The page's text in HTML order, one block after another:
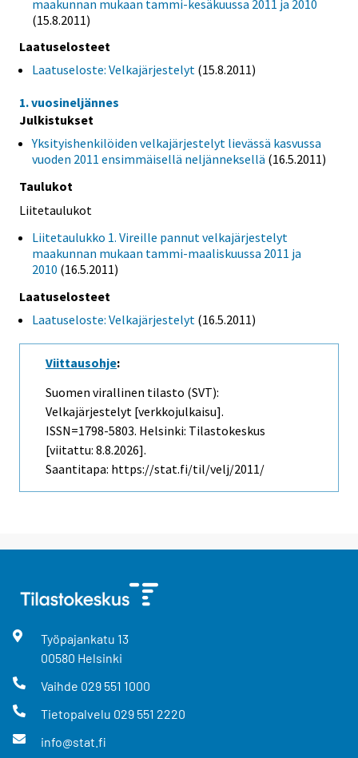
maakunnan mukaan tammi-kesäkuussa 2011 ja 2010
(15.8.2011)
Laatuselosteet
Laatuseloste: Velkajärjestelyt (15.8.2011)
1. vuosineljännes
Julkistukset
Yksityishenkilöiden velkajärjestelyt lievässä kasvussa
vuoden 2011 ensimmäisellä neljänneksellä (16.5.2011)
Taulukot
Liitetaulukot
Liitetaulukko 1. Vireille pannut velkajärjestelyt
maakunnan mukaan tammi-maaliskuussa 2011 ja
2010 (16.5.2011)
Laatuselosteet
Laatuseloste: Velkajärjestelyt (16.5.2011)
Viittausohje:
Suomen virallinen tilasto (SVT):
Velkajärjestelyt [verkkojulkaisu].
ISSN=1798-5803. Helsinki: Tilastokeskus
[viitattu: 8.8.2026].
Saantitapa: https://stat.fi/til/velj/2011/
Työpajankatu 13
00580 Helsinki
Vaihde 029 551 1000
Tietopalvelu 029 551 2220
info@stat.fi